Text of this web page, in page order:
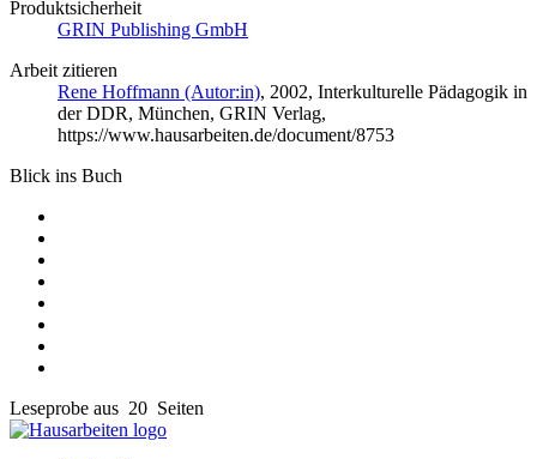
Produktsicherheit
GRIN Publishing GmbH
Arbeit zitieren
Rene Hoffmann (Autor:in), 2002, Interkulturelle Pädagogik in
der DDR, München, GRIN Verlag,
https://www.hausarbeiten.de/document/8753
Blick ins Buch
Leseprobe aus 20 Seiten